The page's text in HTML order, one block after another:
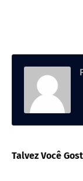
Talvez Você